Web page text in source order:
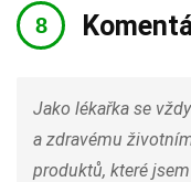
Jako lékařka se
a zdravému
produktů, které